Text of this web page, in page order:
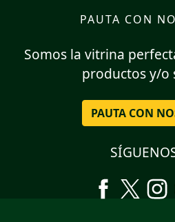
PAUTA CON
Somos la vitrina
productos y/o
PAUTA CON